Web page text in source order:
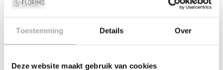
Toestemming Details Over
Deze website maakt gebruik van cookies
sorgfältig behandelt und pünktlich geliefert wird.
Trauen Sie sich, Veronica in unserem Sortiment zu entdecken und
lassen Sie sich von ihrem einzigartigen Charme verführen. Mit
Veronica im Haus oder als Geschenk machen Sie immer eine gute